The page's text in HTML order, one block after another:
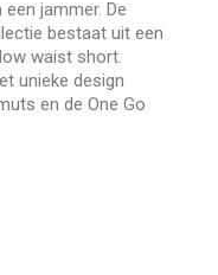
jammer. De
bestaat uit een
waist short.
unieke design
en de One Go